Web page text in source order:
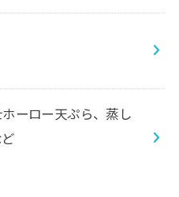
ーロー天ぷら、蒸し